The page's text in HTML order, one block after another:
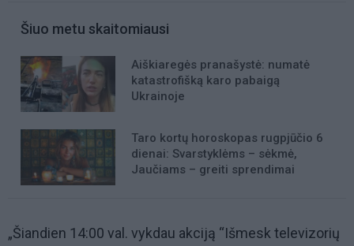
Šiuo metu skaitomiausi
Aiškiaregės pranašystė: numatė
katastrofišką karo pabaigą
Ukrainoje
Taro kortų horoskopas rugpjūčio 6
dienai: Svarstyklėms – sėkmė,
Jaučiams – greiti sprendimai
„Šiandien 14:00 val. vykdau akciją “Išmesk televizorių